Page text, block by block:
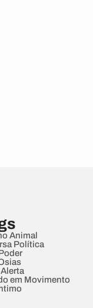
Animal
Política
em Movimento